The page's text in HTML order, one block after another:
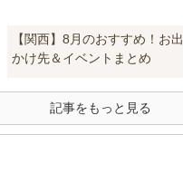
【関西】8月のおすすめ！お出
かけ先＆イベントまとめ
記事をもっと見る